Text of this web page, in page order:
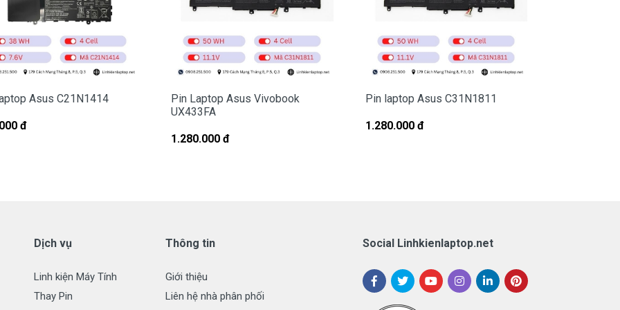
có dấu hiệu tẩy xóa
Cho Pin Laptop Asus C21N1401
chất lượng tốt.
hết
Vụ Cho Pin Asus
( Free Ship )
Asus C21N1414
đ
Pin Laptop Asus Vivobook
UX433FA
1.280.000 đ
Pin laptop Asus C31N1811
1.280.000 đ
Dịch vụ
Linh kiện Máy Tính
Thay Pin
Thông tin
Giới thiệu
Liên hệ nhà phân phối
Social Linhkienlaptop.net